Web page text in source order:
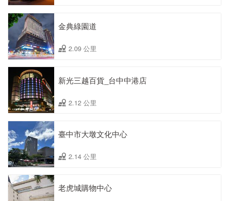
金典綠園道
2.09 公里
新光三越百貨_台中中港店
2.12 公里
臺中市大墩文化中心
2.14 公里
老虎城購物中心